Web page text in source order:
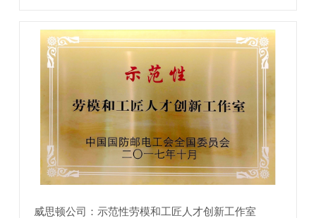
威思顿公司：示范性劳模和工匠人才创新工作室